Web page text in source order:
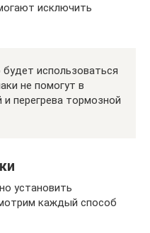
исключить
использоваться
не помогут в
перегрева тормозной
установить
каждый способ